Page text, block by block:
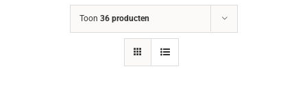
Toon 36 producten